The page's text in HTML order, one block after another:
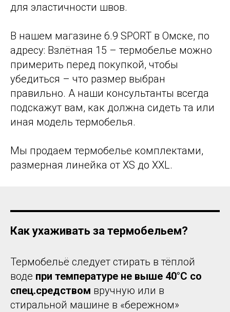
для эластичности швов.
В нашем магазине 6.9 SPORT в Омске, по
адресу: Взлётная 15 – термобелье можно
примерить перед покупкой, чтобы
убедиться – что размер выбран
правильно. А наши консультанты всегда
подскажут вам, как должна сидеть та или
иная модель термобелья.
Мы продаем термобелье комплектами,
размерная линейка от XS до XXL.
Как ухаживать за термобельем?
Термобельё следует стирать в тёплой
воде при температуре не выше 40°C со
спец.средством вручную или в
стиральной машине в «бережном»